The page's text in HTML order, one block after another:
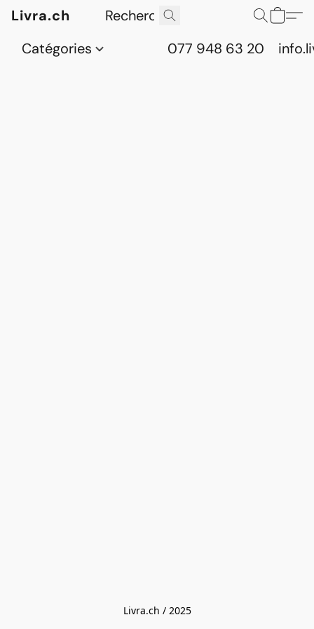
Livra.ch
Catégories
077 948 63 20
Livra.ch / 2025